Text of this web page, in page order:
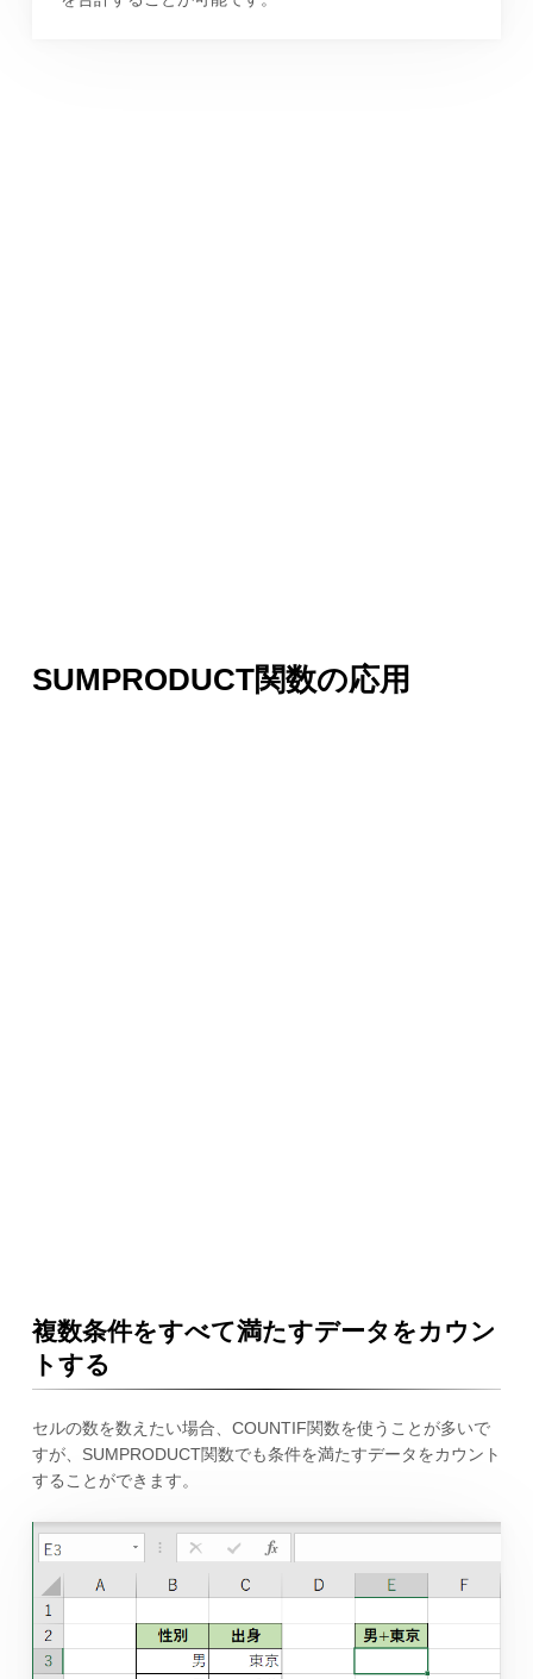
SUMPRODUCT関数の応用
複数条件をすべて満たすデータをカウン
トする
セルの数を数えたい場合、COUNTIF関数を使うことが多いで
すが、SUMPRODUCT関数でも条件を満たすデータをカウント
することができます。